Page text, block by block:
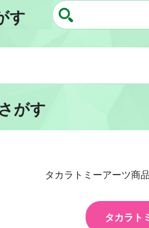
す
がす
タカラトミーアーツ商
タカラト